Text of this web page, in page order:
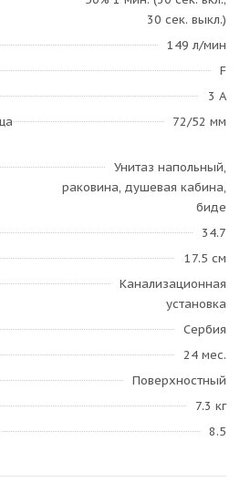
30 сек. выкл.)
149 л/мин
F
3 A
72/52 мм
Унитаз напольный,
раковина, душевая кабина,
биде
34.7
17.5 см
Канализационная
установка
Сербия
24 мес.
Поверхностный
7.3 кг
8.5